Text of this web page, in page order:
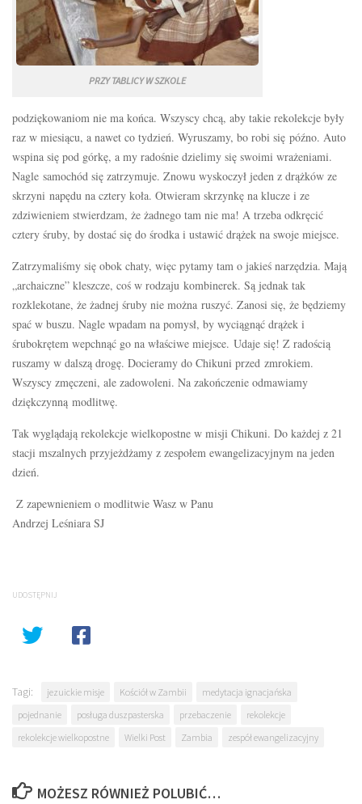
PRZY TABLICY W SZKOLE
podziękowaniom nie ma końca. Wszyscy chcą, aby takie rekolekcje były
raz w miesiącu, a nawet co tydzień. Wyruszamy, bo robi się późno. Auto
wspina się pod górkę, a my radośnie dzielimy się swoimi wrażeniami.
Nagle samochód się zatrzymuje. Znowu wyskoczył jeden z drążków ze
skrzyni napędu na cztery koła. Otwieram skrzynkę na klucze i ze
zdziwieniem stwierdzam, że żadnego tam nie ma! A trzeba odkręcić
cztery śruby, by dostać się do środka i ustawić drążek na swoje miejsce.
Zatrzymaliśmy się obok chaty, więc pytamy tam o jakieś narzędzia. Mają
„archaiczne” kleszcze, coś w rodzaju kombinerek. Są jednak tak
rozklekotane, że żadnej śruby nie można ruszyć. Zanosi się, że będziemy
spać w buszu. Nagle wpadam na pomysł, by wyciągnąć drążek i
śrubokrętem wepchnąć go na właściwe miejsce. Udaje się! Z radością
ruszamy w dalszą drogę. Docieramy do Chikuni przed zmrokiem.
Wszyscy zmęczeni, ale zadowoleni. Na zakończenie odmawiamy
dziękczynną modlitwę.
Tak wyglądają rekolekcje wielkopostne w misji Chikuni. Do każdej z 21
stacji mszalnych przyjeżdżamy z zespołem ewangelizacyjnym na jeden
dzień.
Z zapewnieniem o modlitwie Wasz w Panu
Andrzej Leśniara SJ
UDOSTĘPNIJ
Tagi: jezuickie misje Kościół w Zambii
medytacja ignacjańska
pojednanie
posługa duszpasterska przebaczenie
rekolekcje
rekolekcje wielkopostne
Wielki Post Zambia zespół ewangelizacyjny
MOŻESZ RÓWNIEŻ POLUBIĆ…